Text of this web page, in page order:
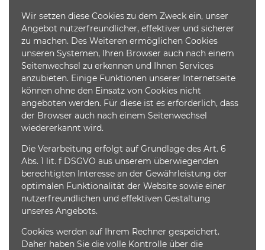
Wir setzen diese Cookies zu dem Zweck ein, unser
Angebot nutzerfreundlicher, effektiver und sicherer
zu machen. Des Weiteren ermöglichen Cookies
unseren Systemen, Ihren Browser auch nach einem
Seitenwechsel zu erkennen und Ihnen Services
anzubieten. Einige Funktionen unserer Internetseite
können ohne den Einsatz von Cookies nicht
angeboten werden. Für diese ist es erforderlich, dass
der Browser auch nach einem Seitenwechsel
wiedererkannt wird.
Die Verarbeitung erfolgt auf Grundlage des Art. 6
Abs. 1 lit. f DSGVO aus unserem überwiegenden
berechtigten Interesse an der Gewährleistung der
optimalen Funktionalität der Website sowie einer
nutzerfreundlichen und effektiven Gestaltung
unseres Angebots.
Cookies werden auf Ihrem Rechner gespeichert.
Daher haben Sie die volle Kontrolle über die